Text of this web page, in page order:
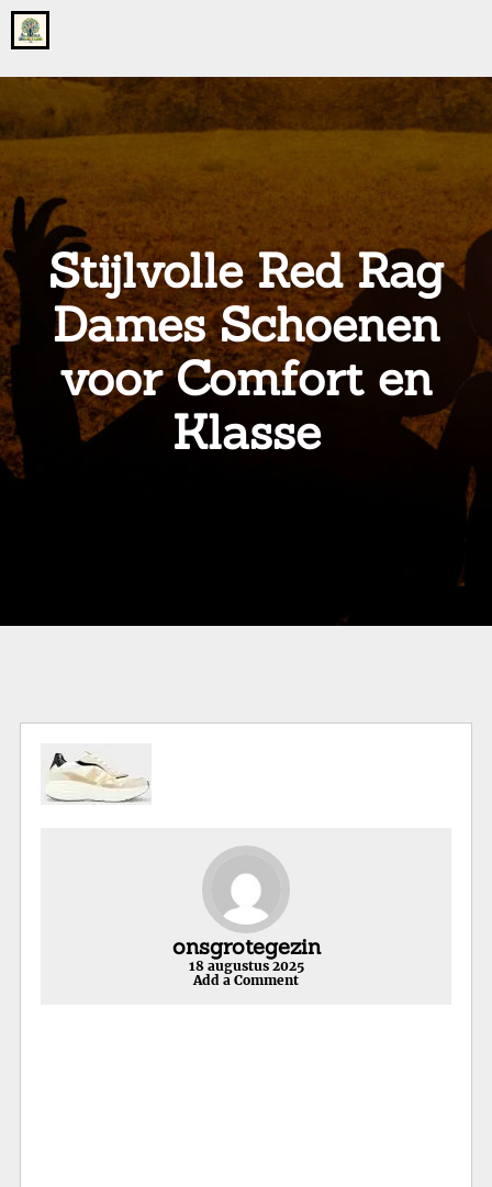
Go
to
home
onsgrotegezin.nl
Stijlvolle Red Rag
Dames Schoenen
voor Comfort en
Klasse
onsgrotegezin
18 augustus 2025
Add a Comment